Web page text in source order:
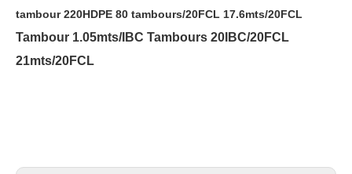
tambour 220HDPE 80 tambours/20FCL 17.6mts/20FCL
Tambour 1.05mts/IBC Tambours 20IBC/20FCL
21mts/20FCL